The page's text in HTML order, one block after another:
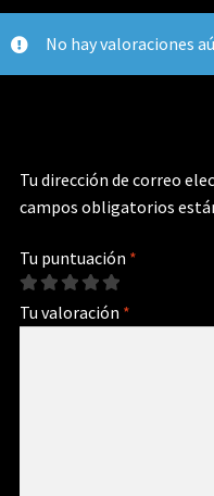
No hay valoraciones
Tu dirección de correo
campos obligatorios
Tu puntuación *
Tu valoración *